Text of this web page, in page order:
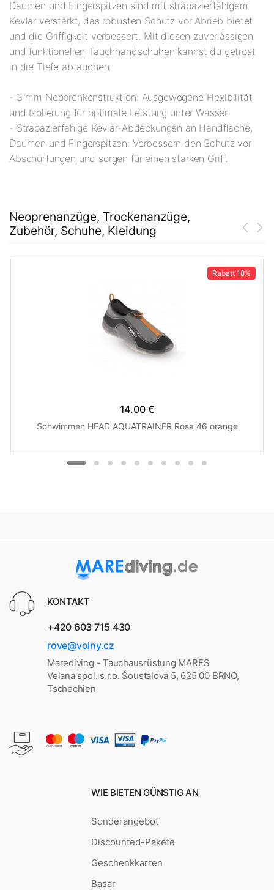
Daumen und Fingerspitzen sind mit strapazierfähigem
Kevlar verstärkt, das robusten Schutz vor Abrieb bietet
und die Griffigkeit verbessert. Mit diesen zuverlässigen
und funktionellen Tauchhandschuhen kannst du getrost
in die Tiefe abtauchen.
- 3 mm Neoprenkonstruktion: Ausgewogene Flexibilität
und Isolierung für optimale Leistung unter Wasser.
- Strapazierfähige Kevlar-Abdeckungen an Handfläche,
Daumen und Fingerspitzen: Verbessern den Schutz vor
Abschürfungen und sorgen für einen starken Griff.
Neoprenanzüge, Trockenanzüge,
Zubehör, Schuhe, Kleidung
Rabatt 18%
14.00 €
Schwimmen HEAD AQUATRAINER Rosa 46 orange
KONTAKT
+420 603 715 430
rove@volny.cz
Marediving - Tauchausrüstung MARES
Velana spol. s.r.o. Šoustalova 5, 625 00 BRNO,
Tschechien
WIE BIETEN GÜNSTIG AN
Sonderangebot
Discounted-Pakete
Geschenkkarten
Basar